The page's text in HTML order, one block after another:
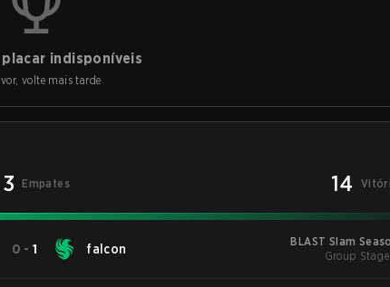
indisponíveis
volte mais tarde
3 Empates 14
0 -1 falcon
BLAST Slam
Group